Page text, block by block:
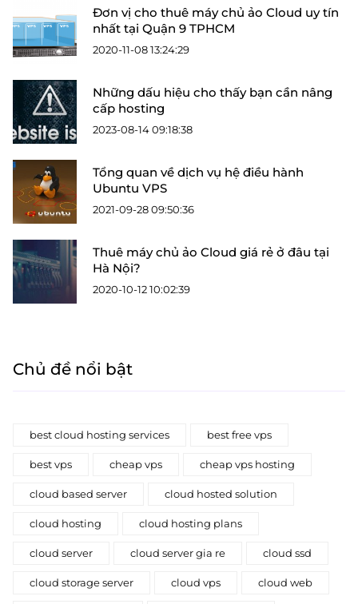
Đơn vị cho thuê máy chủ ảo Cloud uy tín
nhất tại Quận 9 TPHCM
2020-11-08 13:24:29
Những dấu hiệu cho thấy bạn cần nâng
cấp hosting
2023-08-14 09:18:38
Tổng quan về dịch vụ hệ điều hành
Ubuntu VPS
2021-09-28 09:50:36
Thuê máy chủ ảo Cloud giá rẻ ở đâu tại
Hà Nội?
2020-10-12 10:02:39
Chủ đề nổi bật
best cloud hosting services best free vps
best vps cheap vps cheap vps hosting
cloud based server cloud hosted solution
cloud hosting cloud hosting plans
cloud server cloud server gia re cloud ssd
cloud storage server cloud vps cloud web